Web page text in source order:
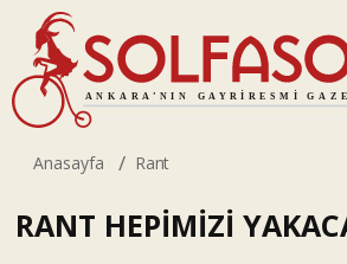
Anasayfa Rant
RANT HEPİMİZİ